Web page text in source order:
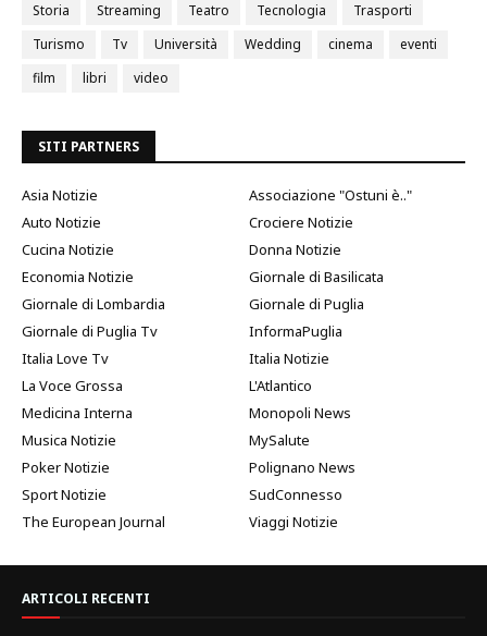
Storia
Streaming Teatro Tecnologia
Trasporti
Turismo
Tv Università Wedding cinema
eventi
film
libri video
SITI PARTNERS
Asia Notizie
Associazione "Ostuni è.."
Auto Notizie
Crociere Notizie
Cucina Notizie
Donna Notizie
Economia Notizie
Giornale di Basilicata
Giornale di Lombardia
Giornale di Puglia
Giornale di Puglia Tv
InformaPuglia
Italia Love Tv
Italia Notizie
La Voce Grossa
L'Atlantico
Medicina Interna
Monopoli News
Musica Notizie
MySalute
Poker Notizie
Polignano News
Sport Notizie
SudConnesso
The European Journal
Viaggi Notizie
ARTICOLI RECENTI